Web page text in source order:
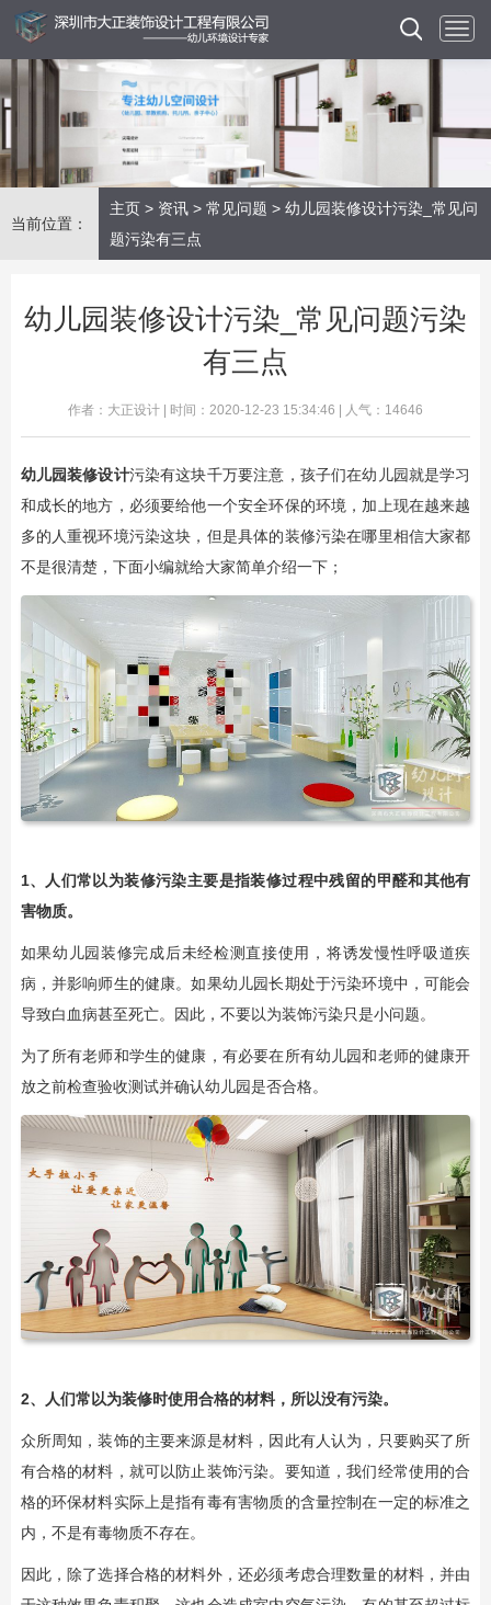
当前位置：
主页 > 资讯 > 常见问题 > 幼儿园装修设计污染_常见问
题污染有三点
幼儿园装修设计污染_常见问题污染
有三点
作者：大正设计 | 时间：2020-12-23 15:34:46 | 人气：14646
幼儿园装修设计污染有这块千万要注意，孩子们在幼儿园就是学习
和成长的地方，必须要给他一个安全环保的环境，加上现在越来越
多的人重视环境污染这块，但是具体的装修污染在哪里相信大家都
不是很清楚，下面小编就给大家简单介绍一下；
1、人们常以为装修污染主要是指装修过程中残留的甲醛和其他有
害物质。
如果幼儿园装修完成后未经检测直接使用，将诱发慢性呼吸道疾
病，并影响师生的健康。如果幼儿园长期处于污染环境中，可能会
导致白血病甚至死亡。因此，不要以为装饰污染只是小问题。
为了所有老师和学生的健康，有必要在所有幼儿园和老师的健康开
放之前检查验收测试并确认幼儿园是否合格。
2、人们常以为装修时使用合格的材料，所以没有污染。
众所周知，装饰的主要来源是材料，因此有人认为，只要购买了所
有合格的材料，就可以防止装饰污染。要知道，我们经常使用的合
格的环保材料实际上是指有毒有害物质的含量控制在一定的标准之
内，不是有毒物质不存在。
因此，除了选择合格的材料外，还必须考虑合理数量的材料，并由